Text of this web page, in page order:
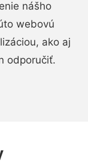
nášho
webovú
ako aj
odporučiť.